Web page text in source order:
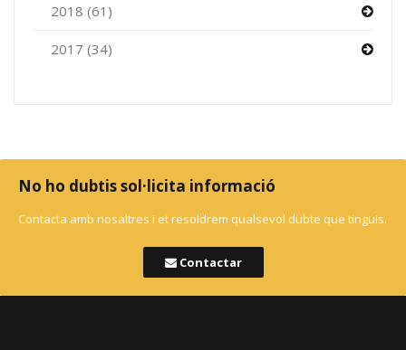
2018 (61)
2017 (34)
No ho dubtis sol·licita informació
Contacta amb nosaltres i et resoldrem qualsevol dubte que tinguis.
Contactar